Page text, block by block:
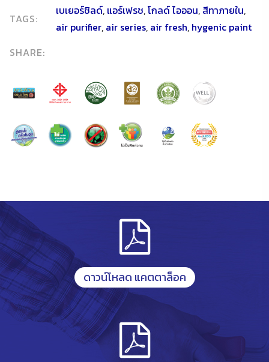
TAGS:
เบเยอร์ชิลด์, แอร์เฟรช,โกลด์ ไอออน, สีทาภายใน,
air purifier, air series, air fresh, hygenic paint
SHARE:
ดาวน์โหลด แคตตาล็อค